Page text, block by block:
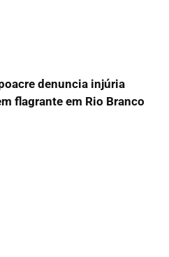
denuncia injúria
flagrante em Rio Branco